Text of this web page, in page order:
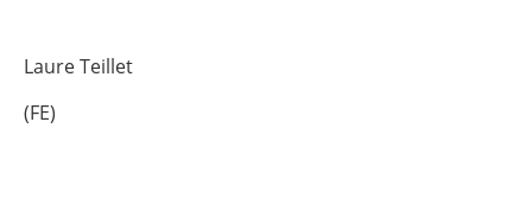
Laure Teillet
(FE)